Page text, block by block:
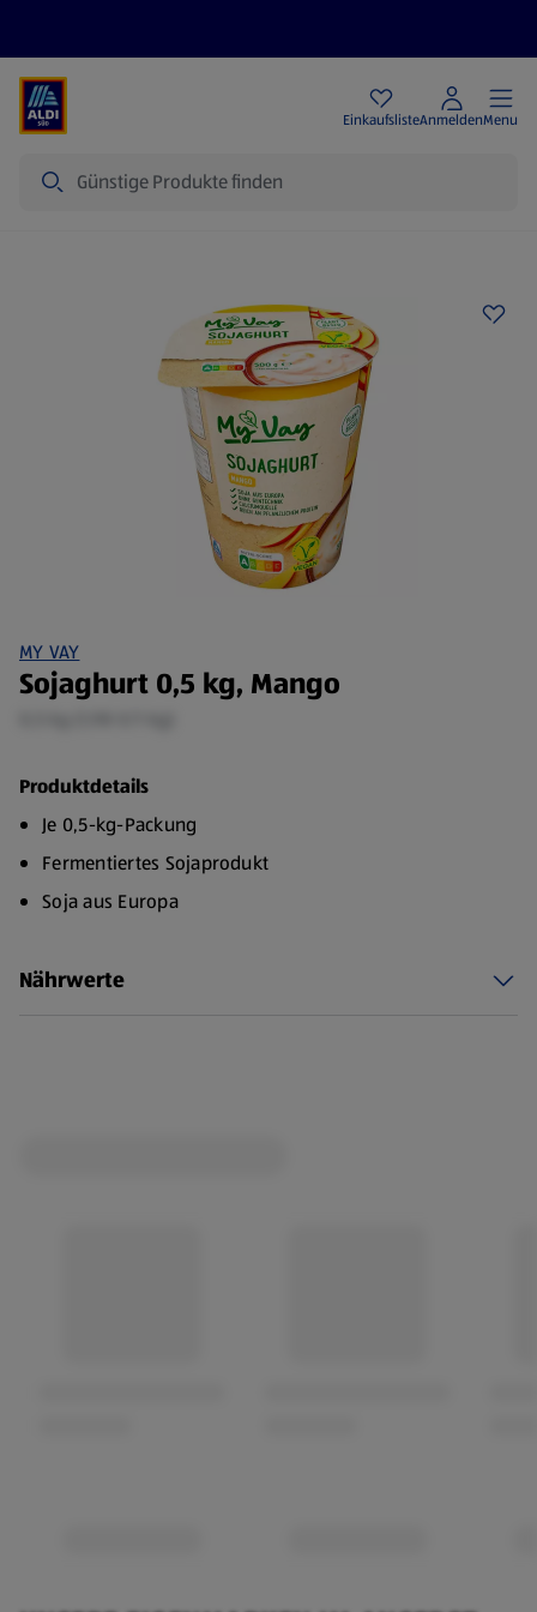
EinkaufslisteAnmeldenMenu
MY VAY
Sojaghurt 0,5 kg, Mango
Produktdetails
Je 0,5-kg-Packung
Fermentiertes Sojaprodukt
Soja aus Europa
Nährwerte